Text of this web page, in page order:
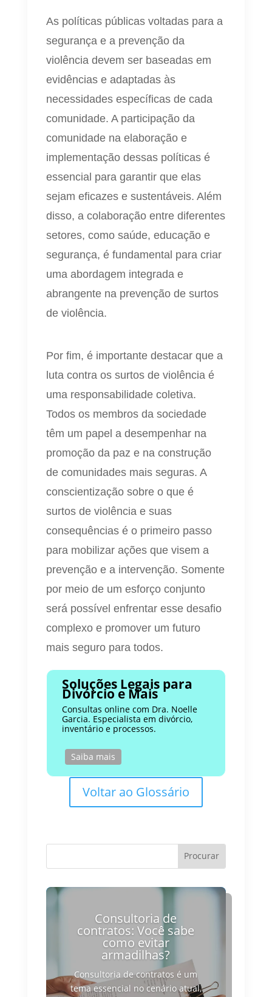
As políticas públicas voltadas para a
segurança e a prevenção da
violência devem ser baseadas em
evidências e adaptadas às
necessidades específicas de cada
comunidade. A participação da
comunidade na elaboração e
implementação dessas políticas é
essencial para garantir que elas
sejam eficazes e sustentáveis. Além
disso, a colaboração entre diferentes
setores, como saúde, educação e
segurança, é fundamental para criar
uma abordagem integrada e
abrangente na prevenção de surtos
de violência.
Por fim, é importante destacar que a
luta contra os surtos de violência é
uma responsabilidade coletiva.
Todos os membros da sociedade
têm um papel a desempenhar na
promoção da paz e na construção
de comunidades mais seguras. A
conscientização sobre o que é
surtos de violência e suas
consequências é o primeiro passo
para mobilizar ações que visem a
prevenção e a intervenção. Somente
por meio de um esforço conjunto
será possível enfrentar esse desafio
complexo e promover um futuro
mais seguro para todos.
Soluções Legais para
Divórcio e Mais
Consultas online com Dra. Noelle
Garcia. Especialista em divórcio,
inventário e processos.
Saiba mais
Voltar ao Glossário
Consultoria de
contratos: Você sabe
como evitar
armadilhas?
Consultoria de contratos é um
tema essencial no cenário atual,